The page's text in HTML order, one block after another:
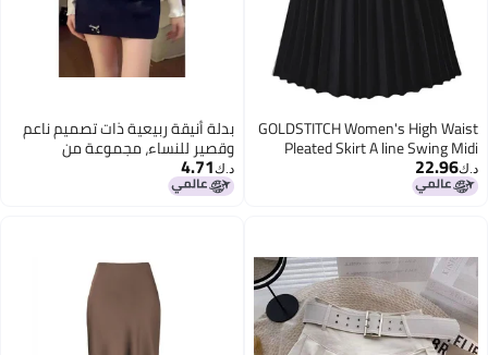
GOLDSTITCH Women's High Waist
Pleated Skirt A line Swing Midi
Skirt, Black, XL
د.ك‏22.96
بدلة أنيقة ربيعية ذات تصميم ناعم
وقصير للنساء، مجموعة من
قطعتين مع تنورة قصيرة وقميص
بأكمام طويلة
د.ك‏4.71